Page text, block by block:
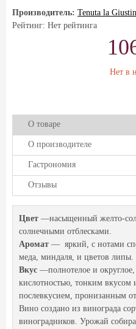
Производитель: Tenuta la
Рейтинг: Нет рейтинга
Нет в
О товаре
О производителе
Гастрономия
Отзывы
Цвет —насыщенный желто-
солнечными отблесками.
Аромат — яркий, с нотами
меда, миндаля, и цветов липы.
Вкус —полнотелое и
кислотностью, тонким
послевкусием, пронизанным
Вино создано из винограда
виноградников. Урожай